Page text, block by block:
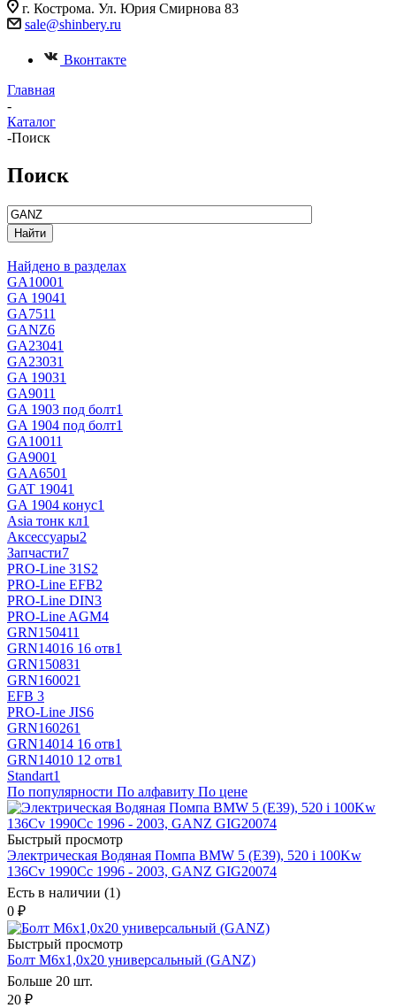
г. Кострома. Ул. Юрия Смирнова 83
sale@shinbery.ru
Вконтакте
Главная
-
Каталог
-Поиск
Поиск
Найдено в разделах
GA10001
GA 19041
GA7511
GANZ6
GA23041
GA23031
GA 19031
GA9011
GA 1903 под болт1
GA 1904 под болт1
GA10011
GA9001
GAA6501
GAT 19041
GA 1904 конус1
Asia тонк кл1
Аксессуары2
Запчасти7
PRO-Line 31S2
PRO-Line EFB2
PRO-Line DIN3
PRO-Line AGM4
GRN150411
GRN14016 16 отв1
GRN150831
GRN160021
EFB 3
PRO-Line JIS6
GRN160261
GRN14014 16 отв1
GRN14010 12 отв1
Standart1
По популярности По алфавиту По цене
Быстрый просмотр
Электрическая Водяная Помпа BMW 5 (E39), 520 i 100Kw
136Cv 1990Cc 1996 - 2003, GANZ GIG20074
Есть в наличии (1)
0 ₽
Быстрый просмотр
Болт М6х1,0х20 универсальный (GANZ)
Больше 20 шт.
20 ₽